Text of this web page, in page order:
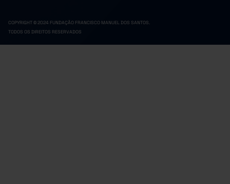
COPYRIGHT © 2024 FUNDAÇÃO FRANCISCO MANUEL DOS SANTOS.
TODOS OS DIREITOS RESERVADOS